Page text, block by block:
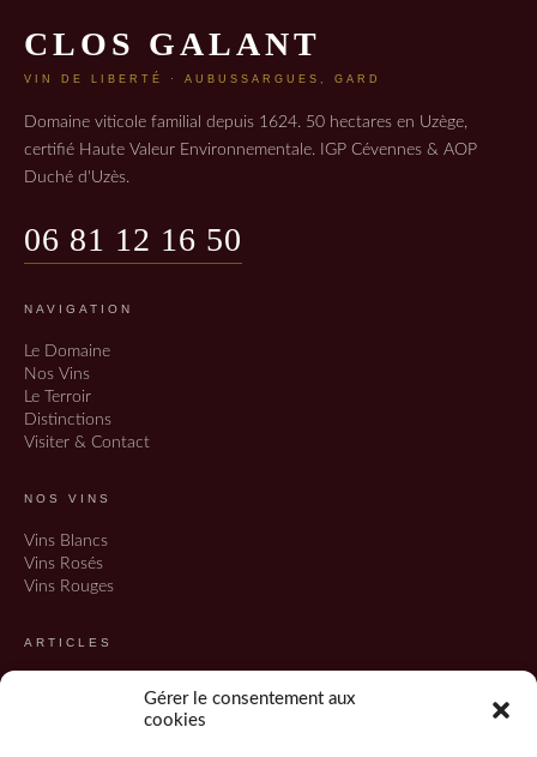
Gérer le consentement aux
cookies
CLOS GALANT
VIN DE LIBERTÉ · AUBUSSARGUES, GARD
Domaine viticole familial depuis 1624. 50 hectares en Uzège,
certifié Haute Valeur Environnementale. IGP Cévennes & AOP
Duché d'Uzès.
06 81 12 16 50
NAVIGATION
Le Domaine
Nos Vins
Le Terroir
Distinctions
Visiter & Contact
NOS VINS
Vins Blancs
Vins Rosés
Vins Rouges
ARTICLES